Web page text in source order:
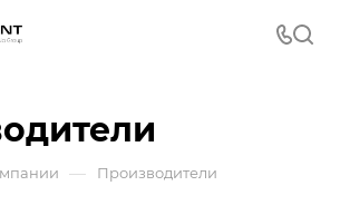
— Производители